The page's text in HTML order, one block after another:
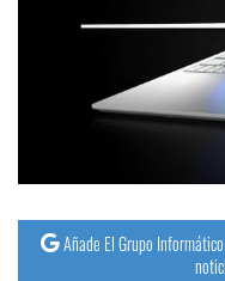
Añade El Grupo